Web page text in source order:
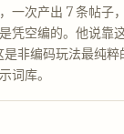
一次产出 7 条帖子
凭空编的。他说靠
是非编码玩法最纯
词库。